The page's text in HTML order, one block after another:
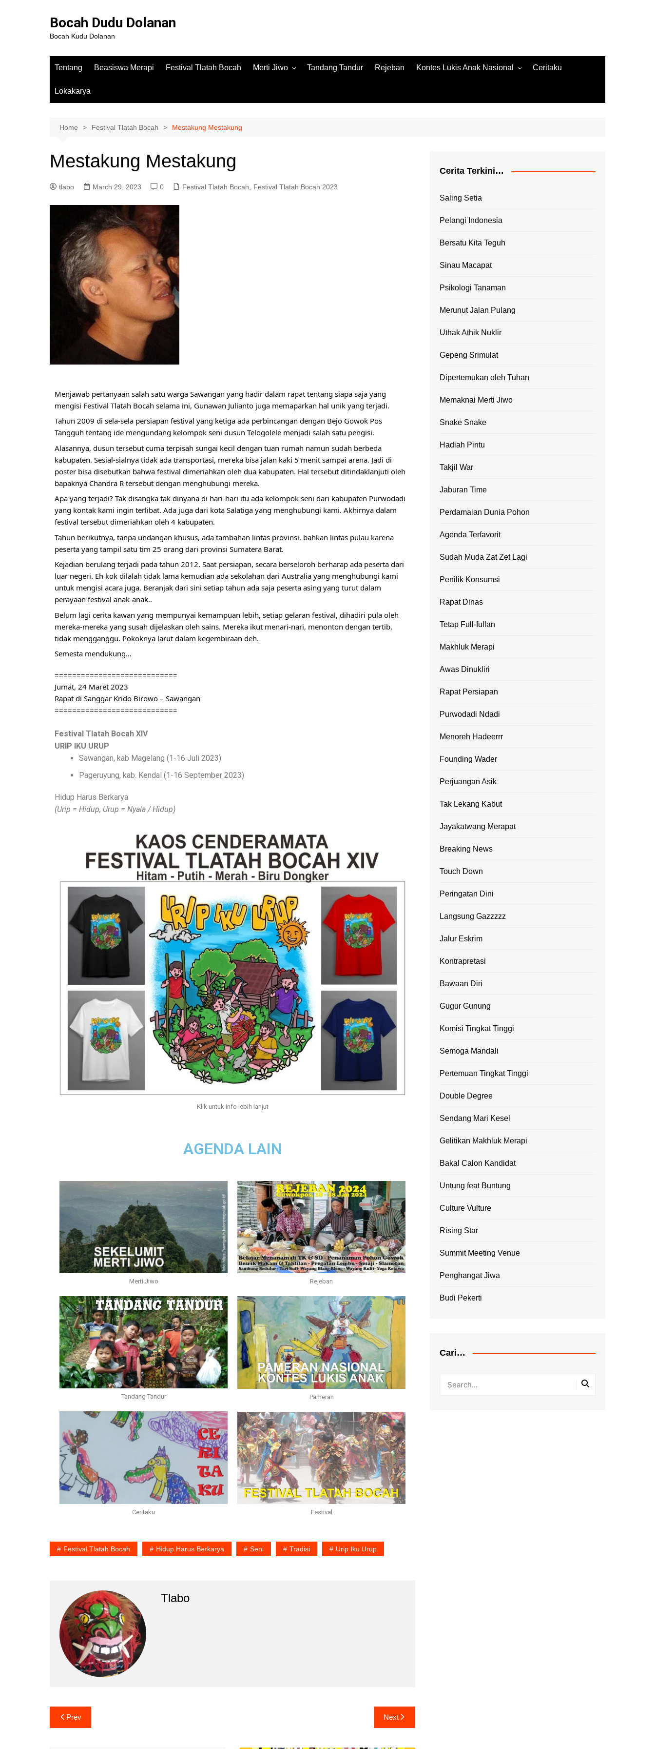
Bocah Dudu Dolanan
Bocah Kudu Dolanan
Tentang Beasiswa Merapi Festival Tlatah Bocah Merti Jiwo
Merti Jiwo 2023
Tandang Tandur Rejeban Kontes Lukis Anak Nasional
Jambore Gambar 2020
Ceritaku
Lokakarya
Home Festival Tlatah Bocah Mestakung Mestakung
Mestakung Mestakung
tlabo March 29, 2023 0 Festival Tlatah Bocah Festival Tlatah Bocah 2023
Menjawab pertanyaan salah satu warga Sawangan yang hadir dalam rapat tentang siapa saja yang
mengisi Festival Tlatah Bocah selama ini, Gunawan Julianto juga memaparkan hal unik yang terjadi.
Tahun 2009 di sela-sela persiapan festival yang ketiga ada perbincangan dengan Bejo Gowok Pos
Tangguh tentang ide mengundang kelompok seni dusun Telogolele menjadi salah satu pengisi.
Alasannya, dusun tersebut cuma terpisah sungai kecil dengan tuan rumah namun sudah berbeda
kabupaten. Sesial-sialnya tidak ada transportasi, mereka bisa jalan kaki 5 menit sampai arena. Jadi di
poster bisa disebutkan bahwa festival dimeriahkan oleh dua kabupaten. Hal tersebut ditindaklanjuti oleh
bapaknya Chandra R tersebut dengan menghubungi mereka.
Apa yang terjadi? Tak disangka tak dinyana di hari-hari itu ada kelompok seni dari kabupaten Purwodadi
yang kontak kami ingin terlibat. Ada juga dari kota Salatiga yang menghubungi kami. Akhirnya dalam
festival tersebut dimeriahkan oleh 4 kabupaten.
Tahun berikutnya, tanpa undangan khusus, ada tambahan lintas provinsi, bahkan lintas pulau karena
peserta yang tampil satu tim 25 orang dari provinsi Sumatera Barat.
Kejadian berulang terjadi pada tahun 2012. Saat persiapan, secara berseloroh berharap ada peserta dari
luar negeri. Eh kok dilalah tidak lama kemudian ada sekolahan dari Australia yang menghubungi kami
untuk mengisi acara juga. Beranjak dari sini setiap tahun ada saja peserta asing yang turut dalam
perayaan festival anak-anak..
Belum lagi cerita kawan yang mempunyai kemampuan lebih, setiap gelaran festival, dihadiri pula oleh
mereka-mereka yang susah dijelaskan oleh sains. Mereka ikut menari-nari, menonton dengan tertib,
tidak mengganggu. Pokoknya larut dalam kegembiraan deh.
Semesta mendukung…
============================
Jumat, 24 Maret 2023
Rapat di Sanggar Krido Birowo – Sawangan
============================
Festival Tlatah Bocah XIV
URIP IKU URUP
Sawangan, kab Magelang (1-16 Juli 2023)
Pageruyung, kab. Kendal (1-16 September 2023)
Hidup Harus Berkarya
(Urip = Hidup, Urup = Nyala / Hidup)
Klik untuk info lebih lanjut
AGENDA LAIN
Merti Jiwo
Tandang Tandur
Ceritaku
Rejeban
Pameran
Festival
Festival Tlatah Bocah Hidup Harus Berkarya Seni Tradisi Urip Iku Urup
Tlabo
Prev Next
Cerita Terkini…
Saling Setia
Pelangi Indonesia
Bersatu Kita Teguh
Sinau Macapat
Psikologi Tanaman
Merunut Jalan Pulang
Uthak Athik Nuklir
Gepeng Srimulat
Dipertemukan oleh Tuhan
Memaknai Merti Jiwo
Snake Snake
Hadiah Pintu
Takjil War
Jaburan Time
Perdamaian Dunia Pohon
Agenda Terfavorit
Sudah Muda Zat Zet Lagi
Penilik Konsumsi
Rapat Dinas
Tetap Full-fullan
Makhluk Merapi
Awas Dinukliri
Rapat Persiapan
Purwodadi Ndadi
Menoreh Hadeerrr
Founding Wader
Perjuangan Asik
Tak Lekang Kabut
Jayakatwang Merapat
Breaking News
Touch Down
Peringatan Dini
Langsung Gazzzzz
Jalur Eskrim
Kontrapretasi
Bawaan Diri
Gugur Gunung
Komisi Tingkat Tinggi
Semoga Mandali
Pertemuan Tingkat Tinggi
Double Degree
Sendang Mari Kesel
Gelitikan Makhluk Merapi
Bakal Calon Kandidat
Untung feat Buntung
Culture Vulture
Rising Star
Summit Meeting Venue
Penghangat Jiwa
Budi Pekerti
Cari…